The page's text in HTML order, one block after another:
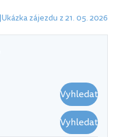
Ukázka zájezdu z 21. 05. 2026
Vyhledat
Vyhledat